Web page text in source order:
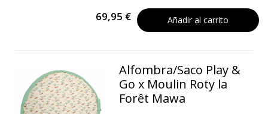
69,95 € Añadir al carrito
Alfombra/Saco Play &
Go x Moulin Roty la
Forêt Mawa